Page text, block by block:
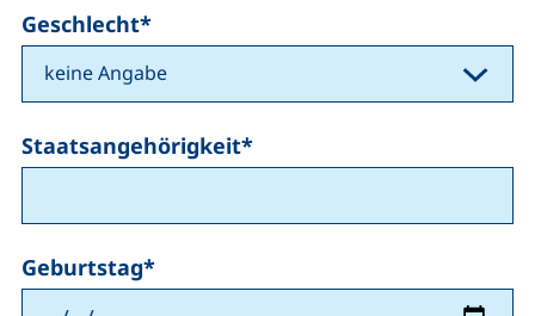
Geschlecht*
Staatsangehörigkeit*
Geburtstag*